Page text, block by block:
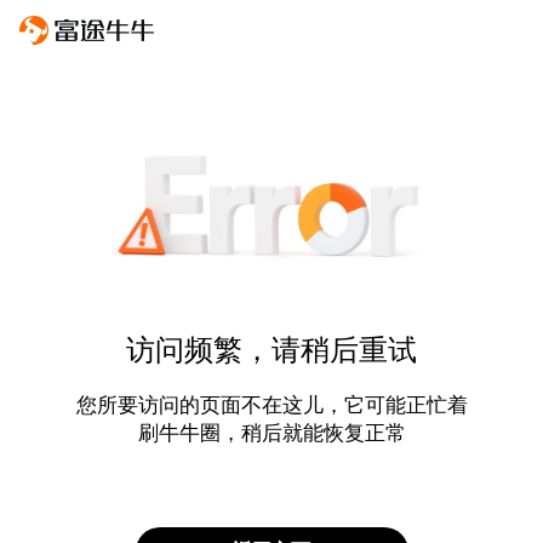
访问频繁，请稍后重试
您所要访问的页面不在这儿，它可能正忙着
刷牛牛圈，稍后就能恢复正常